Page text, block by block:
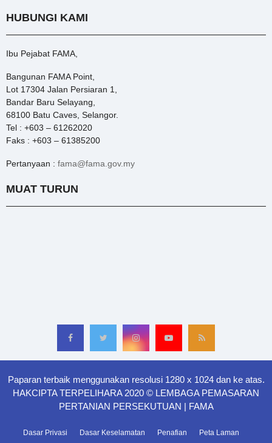
HUBUNGI KAMI
Ibu Pejabat FAMA,
Bangunan FAMA Point,
Lot 17304 Jalan Persiaran 1,
Bandar Baru Selayang,
68100 Batu Caves, Selangor.
Tel : +603 – 61262020
Faks : +603 – 61385200
Pertanyaan : fama@fama.gov.my
MUAT TURUN
Paparan terbaik menggunakan resolusi 1280 x 1024 dan ke atas.
HAKCIPTA TERPELIHARA 2020 © LEMBAGA PEMASARAN
PERTANIAN PERSEKUTUAN | FAMA
Dasar Privasi Dasar Keselamatan Penafian Peta Laman